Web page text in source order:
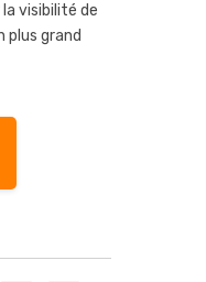
visibilité de
grand